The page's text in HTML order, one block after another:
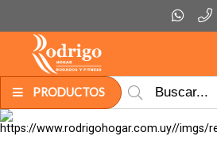
PRODUCTOS
MI COMPRA